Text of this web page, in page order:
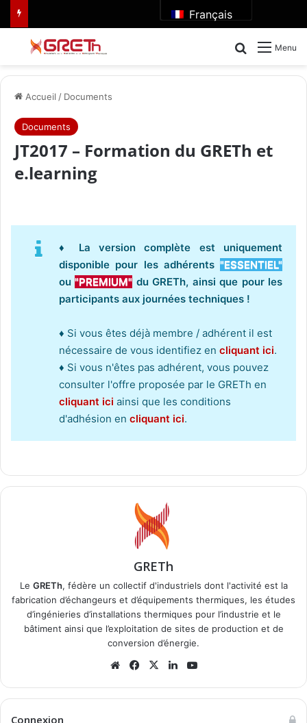
Français
Menu
Rechercher
Accueil / Documents
Documents
JT2017 – Formation du GRETh et
e.learning
♦ La version complète est uniquement
disponible pour les adhérents "ESSENTIEL"
ou"PREMIUM" du GRETh, ainsi que pour les
participants aux journées techniques !
♦ Si vous êtes déjà membre / adhérent il est
nécessaire de vous identifiez en cliquant ici.
♦ Si vous n'êtes pas adhérent, vous pouvez
consulter l'offre proposée par le GRETh en
cliquant ici ainsi que les conditions
d'adhésion en cliquant ici.
GRETh
Le GRETh, fédère un collectif d'industriels dont l'activité est la
fabrication d’échangeurs et d’équipements thermiques, les études
d’ingénieries d’installations thermiques pour l’industrie et le
bâtiment ainsi que l’exploitation de sites de production et de
conversion d’énergie.
WebsiteFacebook
X Linkedin
Connexion